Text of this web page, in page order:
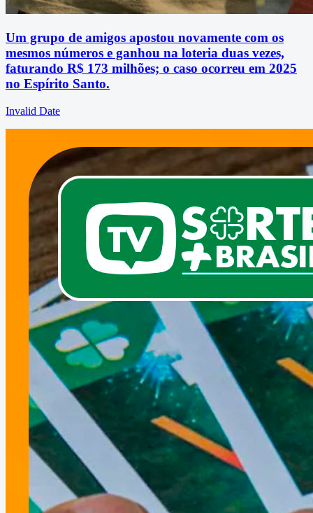
Um grupo de amigos apostou novamente com os
mesmos números e ganhou na loteria duas vezes,
faturando R$ 173 milhões; o caso ocorreu em 2025
no Espírito Santo.
Invalid Date